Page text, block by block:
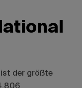
ist der größte